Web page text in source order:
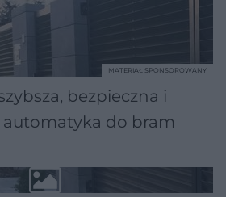
bezpieczna i
do bram
MATERIAŁ SPONSOROWANY